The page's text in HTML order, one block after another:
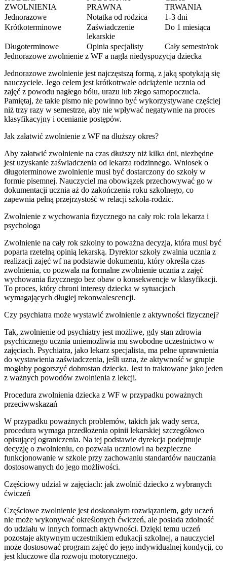
ZWOLNIENIA
PRAWNA
TRWANIA
Jednorazowe
Notatka od rodzica
1-3 dni
Krótkoterminowe
Zaświadczenie
lekarskie
Do 1 miesiąca
Długoterminowe Opinia specjalisty
Cały semestr/rok
Jednorazowe zwolnienie z WF a nagła niedyspozycja dziecka
Jednorazowe zwolnienie jest najczęstszą formą, z jaką spotykają się
nauczyciele. Jego celem jest krótkotrwałe odciążenie ucznia od
zajęć z powodu nagłego bólu, urazu lub złego samopoczucia.
Pamiętaj, że takie pismo nie powinno być wykorzystywane częściej
niż trzy razy w semestrze, aby nie wpływać negatywnie na proces
klasyfikacyjny i ocenianie postępów.
Jak załatwić zwolnienie z WF na dłuższy okres?
Aby załatwić zwolnienie na czas dłuższy niż kilka dni, niezbędne
jest uzyskanie zaświadczenia od lekarza rodzinnego. Wniosek o
długoterminowe zwolnienie musi być dostarczony do szkoły w
formie pisemnej. Nauczyciel ma obowiązek przechowywać go w
dokumentacji ucznia aż do zakończenia roku szkolnego, co
zapewnia pełną przejrzystość w relacji szkoła-rodzic.
Zwolnienie z wychowania fizycznego na cały rok: rola lekarza i
psychologa
Zwolnienie na cały rok szkolny to poważna decyzja, która musi być
poparta rzetelną opinią lekarską. Dyrektor szkoły zwalnia ucznia z
realizacji zajęć wf na podstawie dokumentu, który określa czas
zwolnienia, co pozwala na formalne zwolnienie ucznia z zajęć
wychowania fizycznego bez obaw o konsekwencje w klasyfikacji.
To proces, który chroni interesy dziecka w sytuacjach
wymagających długiej rekonwalescencji.
Czy psychiatra może wystawić zwolnienie z aktywności fizycznej?
Tak, zwolnienie od psychiatry jest możliwe, gdy stan zdrowia
psychicznego ucznia uniemożliwia mu swobodne uczestnictwo w
zajęciach. Psychiatra, jako lekarz specjalista, ma pełne uprawnienia
do wystawienia zaświadczenia, jeśli uzna, że aktywność w grupie
mogłaby pogorszyć dobrostan dziecka. Jest to traktowane jako jeden
z ważnych powodów zwolnienia z lekcji.
Procedura zwolnienia dziecka z WF w przypadku poważnych
przeciwwskazań
W przypadku poważnych problemów, takich jak wady serca,
procedura wymaga przedłożenia opinii lekarskiej szczegółowo
opisującej ograniczenia. Na tej podstawie dyrekcja podejmuje
decyzję o zwolnieniu, co pozwala uczniowi na bezpieczne
funkcjonowanie w szkole przy zachowaniu standardów nauczania
dostosowanych do jego możliwości.
Częściowy udział w zajęciach: jak zwolnić dziecko z wybranych
ćwiczeń
Częściowe zwolnienie jest doskonałym rozwiązaniem, gdy uczeń
nie może wykonywać określonych ćwiczeń, ale posiada zdolność
do udziału w innych formach aktywności. Dzięki temu uczeń
pozostaje aktywnym uczestnikiem edukacji szkolnej, a nauczyciel
może dostosować program zajęć do jego indywidualnej kondycji, co
jest kluczowe dla rozwoju motorycznego.